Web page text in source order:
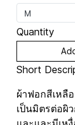
M
Quantity
Short
ผ้าฟอกสีเหลื
เป็นมิตรต่อผิ